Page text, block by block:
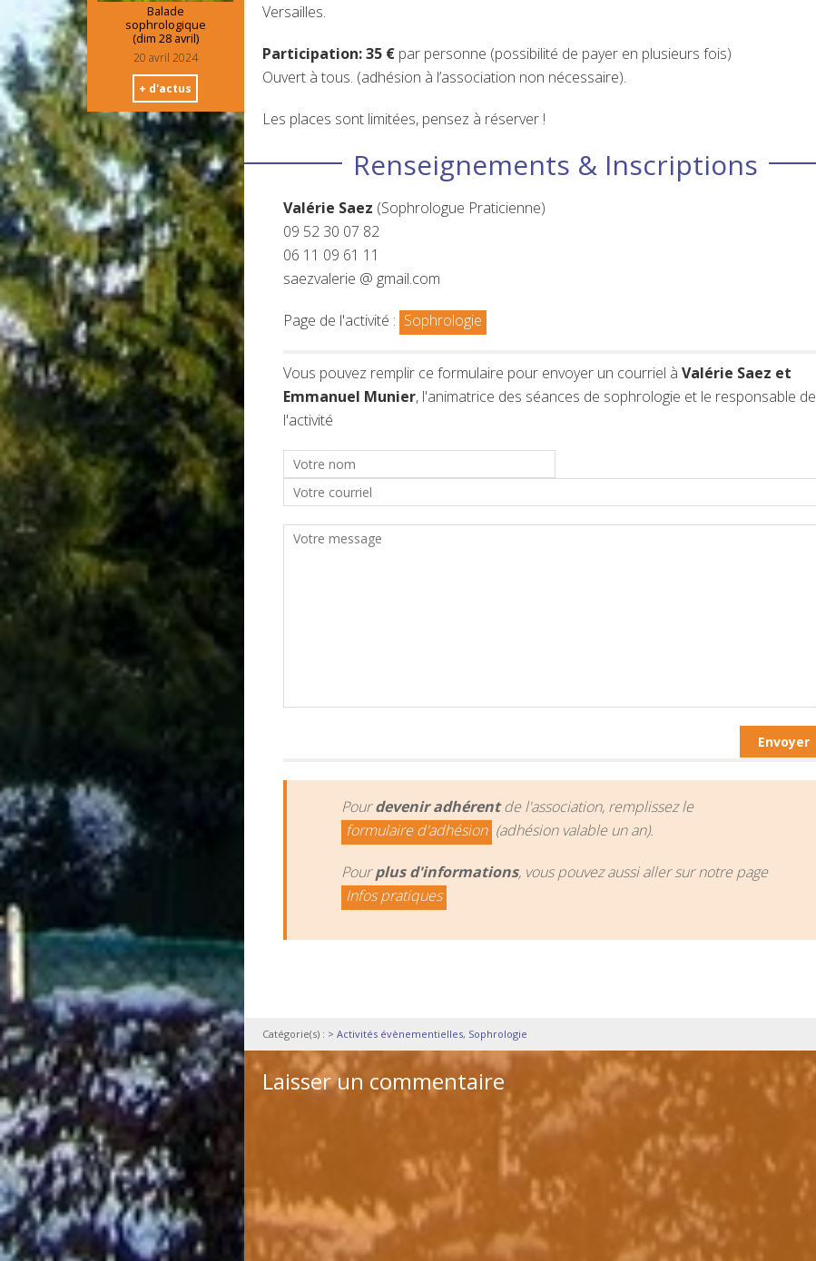
Versailles.
Participation: 35 €par personne (possibilité de payer en plusieurs fois)
Ouvert à tous. (adhésion à l’association non nécessaire).
Les places sont limitées, pensez à réserver !
Renseignements & Inscriptions
Valérie Saez (Sophrologue Praticienne)
09 52 30 07 82
06 11 09 61 11
saezvalerie @ gmail.com
Page de l'activité : Sophrologie
Vous pouvez remplir ce formulaire pour envoyer un courriel à Valérie Saez et
Emmanuel Munier, l'animatrice des séances de sophrologie et le responsable de
l'activité
Pourdevenir adhérentde l'association, remplissez le
formulaire d'adhésion (adhésion valable un an).
Pourplus d'informations, vous pouvez aussi aller sur notre page
Infos pratiques
Catégorie(s) : > Activités évènementielles, Sophrologie
Laisser un commentaire
Balade
sophrologique
(dim 28 avril)
20 avril 2024
+ d'actus